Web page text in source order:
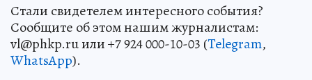
Стали свидетелем интересного события?
Сообщите об этом нашим журналистам:
vl@phkp.ru или +7 924 000-10-03 (Telegram,
WhatsApp).